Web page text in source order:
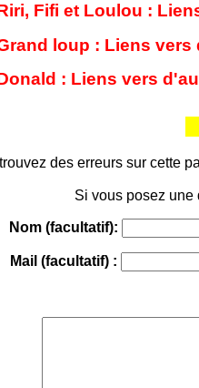
Fifi et Loulou :
loup : Liens
: Liens vers
des erreurs sur cette
Si vous posez une
Nom (facultatif):
Mail (facultatif) :